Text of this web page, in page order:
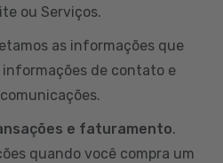
ou Serviços.
as informações que
de contato e
e faturamento.
quando você compra um